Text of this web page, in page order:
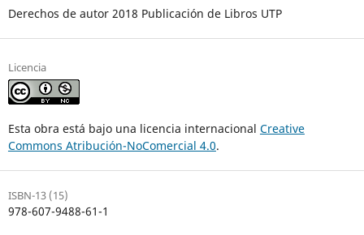
Derechos de autor 2018 Publicación de Libros UTP
Licencia
Esta obra está bajo una licencia internacional Creative
Commons Atribución-NoComercial 4.0.
ISBN-13 (15)
978-607-9488-61-1